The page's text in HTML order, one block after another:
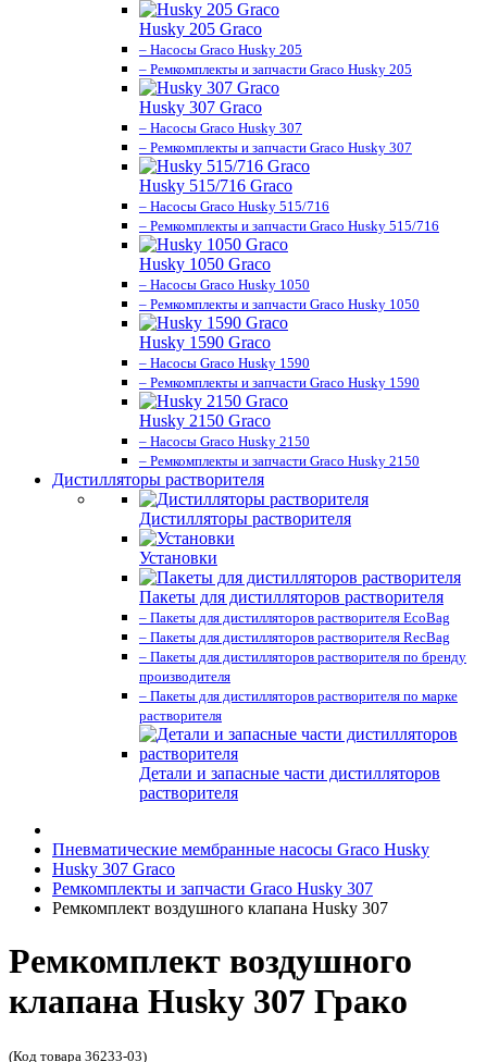
Husky 205 Graco
– Насосы Graco Husky 205
– Ремкомплекты и запчасти Graco Husky 205
Husky 307 Graco
– Насосы Graco Husky 307
– Ремкомплекты и запчасти Graco Husky 307
Husky 515/716 Graco
– Насосы Graco Husky 515/716
– Ремкомплекты и запчасти Graco Husky 515/716
Husky 1050 Graco
– Насосы Graco Husky 1050
– Ремкомплекты и запчасти Graco Husky 1050
Husky 1590 Graco
– Насосы Graco Husky 1590
– Ремкомплекты и запчасти Graco Husky 1590
Husky 2150 Graco
– Насосы Graco Husky 2150
– Ремкомплекты и запчасти Graco Husky 2150
Дистилляторы растворителя
Дистилляторы растворителя
Установки
Пакеты для дистилляторов растворителя
– Пакеты для дистилляторов растворителя EcoBag
– Пакеты для дистилляторов растворителя RecBag
– Пакеты для дистилляторов растворителя по бренду
производителя
– Пакеты для дистилляторов растворителя по марке
растворителя
Детали и запасные части дистилляторов
растворителя
Пневматические мембранные насосы Graco Husky
Husky 307 Graco
Ремкомплекты и запчасти Graco Husky 307
Ремкомплект воздушного клапана Husky 307
Ремкомплект воздушного
клапана Husky 307 Грако
(Код товара 36233-03)